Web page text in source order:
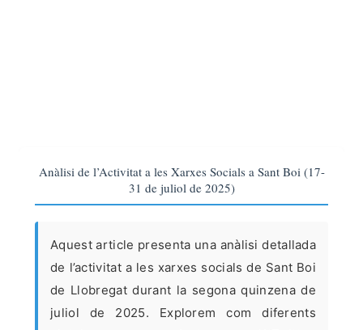
Anàlisi de l’Activitat a les Xarxes Socials a Sant Boi (17-
31 de juliol de 2025)
Aquest article presenta una anàlisi detallada
de l’activitat a les xarxes socials de Sant Boi
de Llobregat durant la segona quinzena de
juliol de 2025. Explorem com diferents